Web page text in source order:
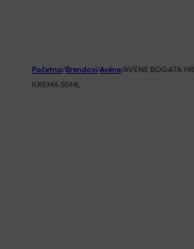
Početna/Brendovi/Avène/AVENE BOGATA
KREMA 50ML